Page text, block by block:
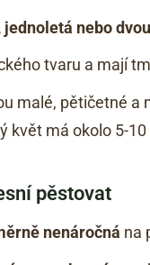
jednoletá nebo
tvaru a mají
malé, pětičetné a
květ má okolo 5-
pěstovat
nenáročná na